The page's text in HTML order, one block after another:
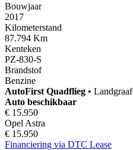
Bouwjaar
2017
Kilometerstand
87.794 Km
Kenteken
PZ-830-S
Brandstof
Benzine
AutoFirst Quadflieg • Landgraaf
Auto beschikbaar
€ 15.950
Opel Astra
€ 15.950
Financiering via DTC Lease